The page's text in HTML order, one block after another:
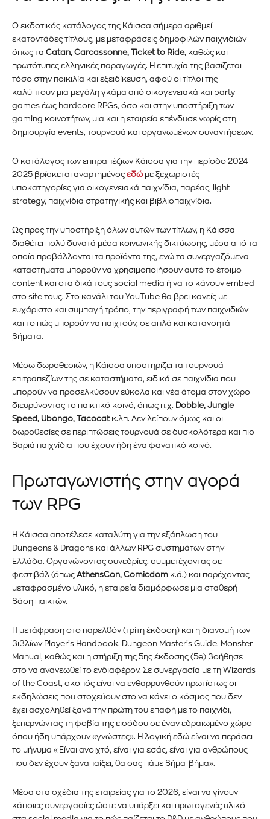
Ο εκδοτικός κατάλογος της Κάισσα σήμερα αριθμεί
εκατοντάδες τίτλους, με μεταφράσεις δημοφιλών παιχνιδιών
όπως τα Catan, Carcassonne, Ticket to Ride, καθώς και
πρωτότυπες ελληνικές παραγωγές. Η επιτυχία της βασίζεται
τόσο στην ποικιλία και εξειδίκευση, αφού οι τίτλοι της
καλύπτουν μια μεγάλη γκάμα από οικογενειακά και party
games έως hardcore RPGs, όσο και στην υποστήριξη των
gaming κοινοτήτων, μια και η εταιρεία επένδυσε νωρίς στη
δημιουργία events, τουρνουά και οργανωμένων συναντήσεων.
Ο κατάλογος των επιτραπέζιων Κάισσα για την περίοδο 2024-
2025 βρίσκεται αναρτημένος εδώμε ξεχωριστές
υποκατηγορίες για οικογενειακά παιχνίδια, παρέας, light
strategy, παιχνίδια στρατηγικής και βιβλιοπαιχνίδια.
Ως προς την υποστήριξη όλων αυτών των τίτλων, η Κάισσα
διαθέτει πολύ δυνατά μέσα κοινωνικής δικτύωσης, μέσα από τα
οποία προβάλλονται τα προϊόντα της, ενώ τα συνεργαζόμενα
καταστήματα μπορούν να χρησιμοποιήσουν αυτό το έτοιμο
content και στα δικά τους social media ή να το κάνουν embed
στο site τους. Στο κανάλι του YouTube θα βρει κανείς με
ευχάριστο και συμπαγή τρόπο, την περιγραφή των παιχνιδιών
και το πώς μπορούν να παιχτούν, σε απλά και κατανοητά
βήματα.
Μέσω δωροθεσιών, η Κάισσα υποστηρίζει τα τουρνουά
επιτραπεζίων της σε καταστήματα, ειδικά σε παιχνίδια που
μπορούν να προσελκύσουν εύκολα και νέα άτομα στον χώρο
διευρύνοντας το παικτικό κοινό, όπως π.χ. Dobble, Jungle
Speed, Ubongo, Tacocatκ.λπ. Δεν λείπουν όμως και οι
δωροθεσίες σε περιπτώσεις τουρνουά σε δυσκολότερα και πιο
βαριά παιχνίδια που έχουν ήδη ένα φανατικό κοινό.
Πρωταγωνιστής στην αγορά
των RPG
Η Κάισσα αποτέλεσε καταλύτη για την εξάπλωση του
Dungeons & Dragons και άλλων RPG συστημάτων στην
Ελλάδα. Οργανώνοντας συνεδρίες, συμμετέχοντας σε
φεστιβάλ (όπως AthensCon, Comicdom κ.ά.) και παρέχοντας
μεταφρασμένο υλικό, η εταιρεία διαμόρφωσε μια σταθερή
βάση παικτών.
Η μετάφραση στο παρελθόν (τρίτη έκδοση) και η διανομή των
βιβλίων Player’s Handbook, Dungeon Master’s Guide, Monster
Manual, καθώς και η στήριξη της 5ης έκδοσης (5e) βοήθησε
στο να ανανεωθεί το ενδιαφέρον. Σε συνεργασία με τη Wizards
of the Coast, σκοπός είναι να ενθαρρυνθούν πρωτίστως οι
εκδηλώσεις που στοχεύουν στο να κάνει ο κόσμος που δεν
έχει ασχοληθεί ξανά την πρώτη του επαφή με το παιχνίδι,
ξεπερνώντας τη φοβία της εισόδου σε έναν εδραιωμένο χώρο
όπου ήδη υπάρχουν «γνώστες». Η λογική εδώ είναι να περάσει
το μήνυμα «Είναι ανοιχτό, είναι για εσάς, είναι για ανθρώπους
που δεν έχουν ξαναπαίξει, θα σας πάμε βήμα-βήμα».
Μέσα στα σχέδια της εταιρείας για το 2026, είναι να γίνουν
κάποιες συνεργασίες ώστε να υπάρξει και πρωτογενές υλικό